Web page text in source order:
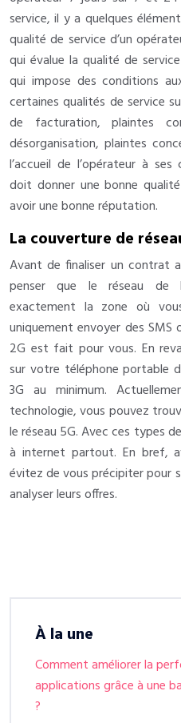
service, il y a quelques
qualité de service d’un
qui évalue la qualité de
qui impose des conditions
certaines qualités de service
de facturation, plaintes
désorganisation, plaintes
l’accueil de l’opérateur à ses
doit donner une bonne
avoir une bonne réputation.
La couverture de
Avant de finaliser un contrat
penser que le réseau de
exactement la zone où
uniquement envoyer des SMS
2G est fait pour vous. En
sur votre téléphone portable
3G au minimum.
technologie, vous pouvez
le réseau 5G. Avec ces types
à internet partout. En bref,
évitez de vous précipiter pour
analyser leurs offres.
À la une
Comment améliorer la
applications grâce à une
?